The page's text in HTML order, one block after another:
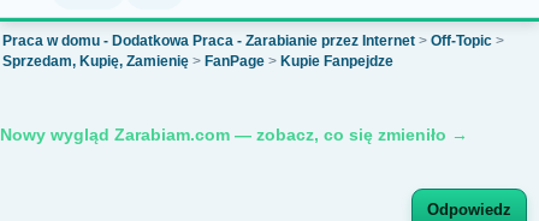
Praca w domu - Dodatkowa Praca - Zarabianie przez Internet > Off-Topic >
Sprzedam, Kupię, Zamienię > FanPage > Kupie Fanpejdze
Nowy wygląd Zarabiam.com — zobacz, co się zmieniło →
Odpowiedz